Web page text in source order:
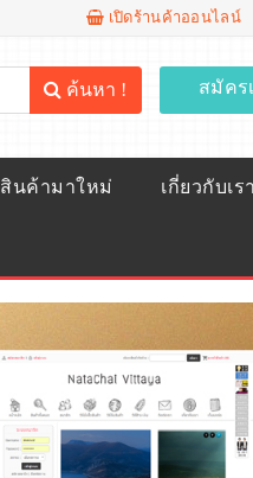
เปิดร้านค้าออนไลน์
ค้นหา ! สมัคร
สินค้ามาใหม่ เกี่ยวกับเรา